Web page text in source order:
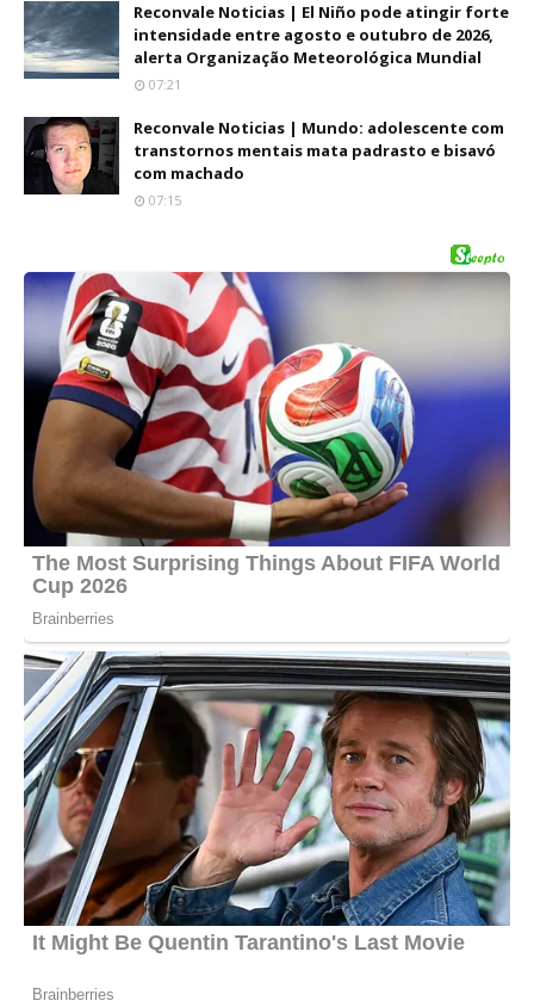
Reconvale Noticias | El Niño pode atingir forte
intensidade entre agosto e outubro de 2026,
alerta Organização Meteorológica Mundial
07:21
Reconvale Noticias | Mundo: adolescente com
transtornos mentais mata padrasto e bisavó
com machado
07:15